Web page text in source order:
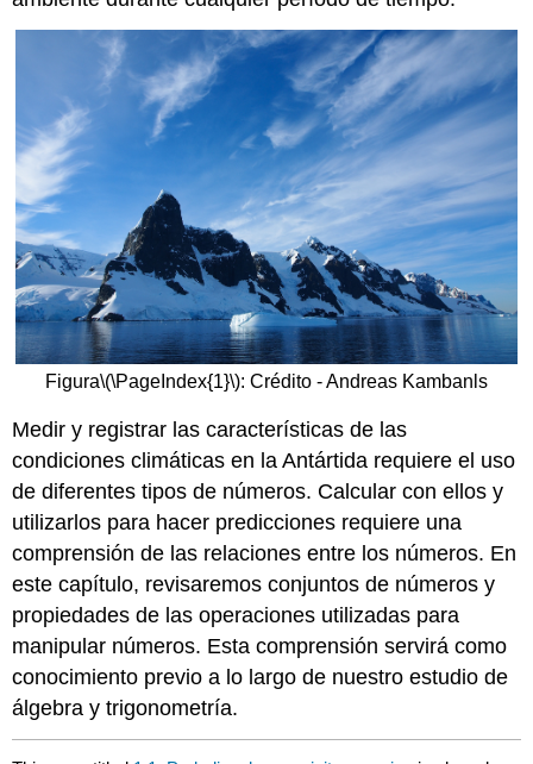
Figura\(\PageIndex{1}\): Crédito - Andreas Kambanls
Medir y registrar las características de las
condiciones climáticas en la Antártida requiere el uso
de diferentes tipos de números. Calcular con ellos y
utilizarlos para hacer predicciones requiere una
comprensión de las relaciones entre los números. En
este capítulo, revisaremos conjuntos de números y
propiedades de las operaciones utilizadas para
manipular números. Esta comprensión servirá como
conocimiento previo a lo largo de nuestro estudio de
álgebra y trigonometría.